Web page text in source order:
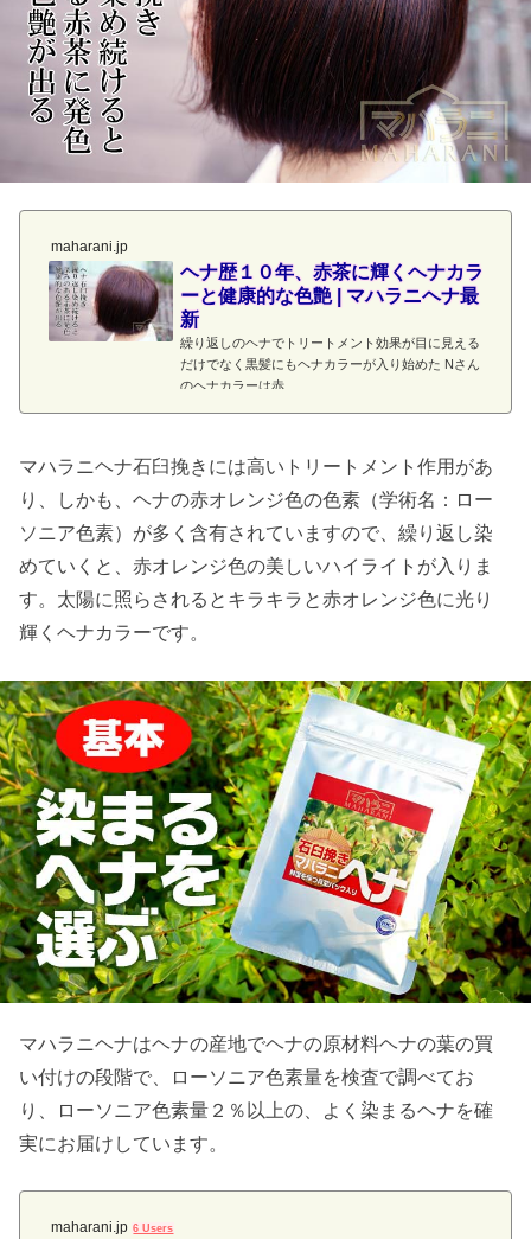
maharani.jp
ヘナ歴１０年、赤茶に輝くヘナカラ
ーと健康的な色艶 | マハラニヘナ最
新
繰り返しのヘナでトリートメント効果が目に見える
だけでなく黒髪にもヘナカラーが入り始めた Nさん
のヘナカラーは赤
マハラニヘナ石臼挽きには高いトリートメント作用があ
り、しかも、ヘナの赤オレンジ色の色素（学術名：ロー
ソニア色素）が多く含有されていますので、繰り返し染
めていくと、赤オレンジ色の美しいハイライトが入りま
す。太陽に照らされるとキラキラと赤オレンジ色に光り
輝くヘナカラーです。
マハラニヘナはヘナの産地でヘナの原材料ヘナの葉の買
い付けの段階で、ローソニア色素量を検査で調べてお
り、ローソニア色素量２％以上の、よく染まるヘナを確
実にお届けしています。
maharani.jp 6 Users